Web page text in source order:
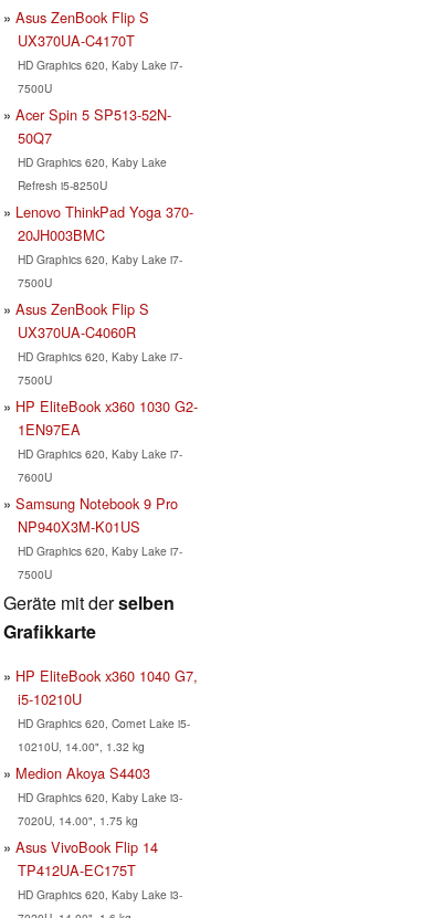
Asus ZenBook Flip S
UX370UA-C4170T
HD Graphics 620, Kaby Lake i7-
7500U
Acer Spin 5 SP513-52N-
50Q7
HD Graphics 620, Kaby Lake
Refresh i5-8250U
Lenovo ThinkPad Yoga 370-
20JH003BMC
HD Graphics 620, Kaby Lake i7-
7500U
Asus ZenBook Flip S
UX370UA-C4060R
HD Graphics 620, Kaby Lake i7-
7500U
HP EliteBook x360 1030 G2-
1EN97EA
HD Graphics 620, Kaby Lake i7-
7600U
Samsung Notebook 9 Pro
NP940X3M-K01US
HD Graphics 620, Kaby Lake i7-
7500U
Geräte mit derselben
Grafikkarte
HP EliteBook x360 1040 G7,
i5-10210U
HD Graphics 620, Comet Lake i5-
10210U, 14.00", 1.32 kg
Medion Akoya S4403
HD Graphics 620, Kaby Lake i3-
7020U, 14.00", 1.75 kg
Asus VivoBook Flip 14
TP412UA-EC175T
HD Graphics 620, Kaby Lake i3-